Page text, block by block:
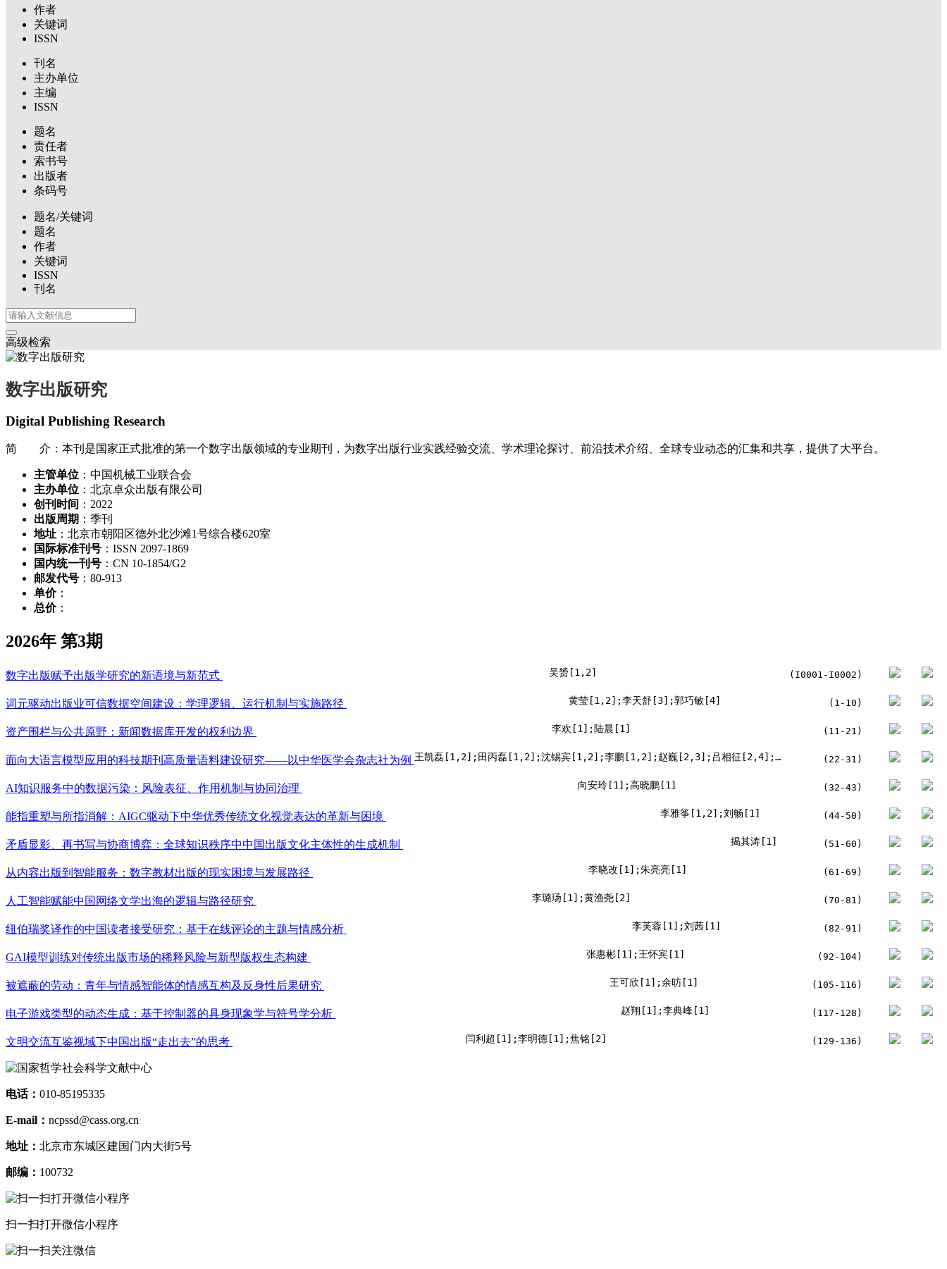
作者
关键词
ISSN
刊名
主办单位
主编
ISSN
题名
责任者
索书号
出版者
条码号
题名/关键词
题名
作者
关键词
ISSN
刊名
高级检索
数字出版研究
Digital Publishing Research
简 介：本刊是国家正式批准的第一个数字出版领域的专业期刊，为数字出版行业实践经验交流、学术理论探讨、前沿技术介绍、全球专业动态的汇集和共享，提供了大平台。
主管单位 ：中国机械工业联合会
主办单位 ：北京卓众出版有限公司
创刊时间 ：2022
出版周期 ：季刊
地址 ：北京市朝阳区德外北沙滩1号综合楼620室
国际标准刊号 ：ISSN 2097-1869
国内统一刊号 ：CN 10-1854/G2
邮发代号 ：80-913
单价：
总价：
2026年 第3期
数字出版赋予出版学研究的新语境与新范式 吴赟[1,2] (I0001-I0002)
词元驱动出版业可信数据空间建设：学理逻辑、运行机制与实施路径 黄莹[1,2];李天舒[3];郭巧敏[4] (1-10)
资产围栏与公共原野：新闻数据库开发的权利边界 李欢[1];陆晨[1] (11-21)
面向大语言模型应用的科技期刊高质量语料建设研究——以中华医学会杂志社为例 王凯磊[1,2];田丙磊[1,2];沈锡宾[1,2];李鹏[1,2];赵巍[2,3];吕相征[2,4];魏均民[2,4] (22-31)
AI知识服务中的数据污染：风险表征、作用机制与协同治理 向安玲[1];高晓鹏[1] (32-43)
能指重塑与所指消解：AIGC驱动下中华优秀传统文化视觉表达的革新与困境 李雅筝[1,2];刘畅[1] (44-50)
矛盾显影、再书写与协商博弈：全球知识秩序中中国出版文化主体性的生成机制 揭其涛[1] (51-60)
从内容出版到智能服务：数字教材出版的现实困境与发展路径 李晓改[1];朱亮亮[1] (61-69)
人工智能赋能中国网络文学出海的逻辑与路径研究 李璐玚[1];黄渔尧[2] (70-81)
纽伯瑞奖译作的中国读者接受研究：基于在线评论的主题与情感分析 李芙蓉[1];刘茜[1] (82-91)
GAI模型训练对传统出版市场的稀释风险与新型版权生态构建 张惠彬[1];王怀宾[1] (92-104)
被遮蔽的劳动：青年与情感智能体的情感互构及反身性后果研究 王可欣[1];余昉[1] (105-116)
电子游戏类型的动态生成：基于控制器的具身现象学与符号学分析 赵翔[1];李典峰[1] (117-128)
文明交流互鉴视域下中国出版“走出去”的思考 闫利超[1];李明德[1];焦铭[2] (129-136)
电话： 010-85195335
E-mail： ncpssd@cass.org.cn
地址： 北京市东城区建国门内大街5号
邮编： 100732
扫一扫打开微信小程序